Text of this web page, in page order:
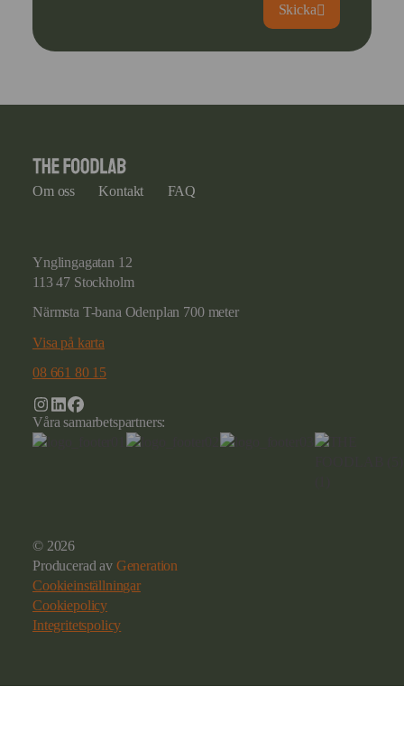
Skicka
Om oss Kontakt FAQ
Ynglingagatan 12
113 47 Stockholm
Närmsta T-bana Odenplan 700 meter
Visa på karta
08 661 80 15
Våra samarbetspartners:
© 2026
Producerad av Generation
Cookieinställningar
Cookiepolicy
Integritetspolicy